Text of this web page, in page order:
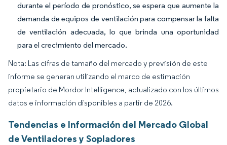
durante el período de pronóstico, se espera que aumente la
demanda de equipos de ventilación para compensar la falta
de ventilación adecuada, lo que brinda una oportunidad
para el crecimiento del mercado.
Nota: Las cifras de tamaño del mercado y previsión de este
informe se generan utilizando el marco de estimación
propietario de Mordor Intelligence, actualizado con los últimos
datos e información disponibles a partir de 2026.
Tendencias e Información del Mercado Global
de Ventiladores y Sopladores